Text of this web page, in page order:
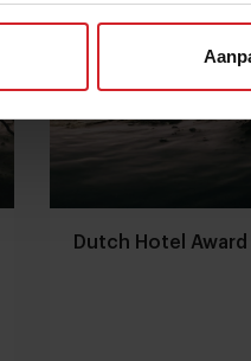
Dutch Hotel Award